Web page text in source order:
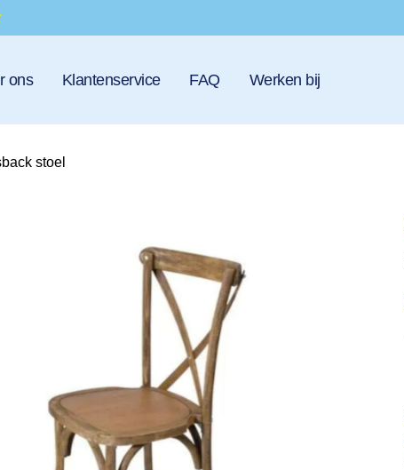
ons Klantenservice FAQ Werken bij
stoel